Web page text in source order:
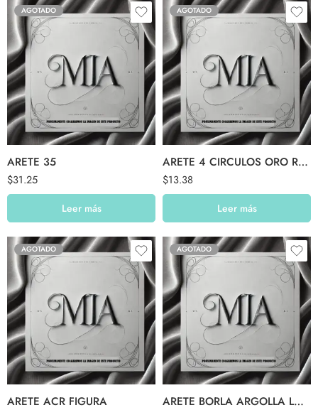
AGOTADO
ARETE 35
$31.25
Leer más
AGOTADO
ARETE 4 CIRCULOS ORO ROSA
$13.38
Leer más
AGOTADO
ARETE ACR FIGURA
AGOTADO
ARETE BORLA ARGOLLA LACRE